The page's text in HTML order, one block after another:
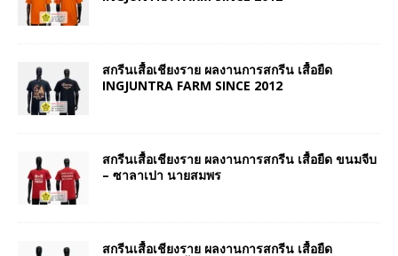
สกรีนเสื้อเชียงราย ผลงานการสกรีน เสื้อยืด
INGJUNTRA FARM SINCE 2012
สกรีนเสื้อเชียงราย ผลงานการสกรีน เสื้อยืด ขนมจีบ
– ซาลาเปา นายสมพร
สกรีนเสื้อเชียงราย ผลงานการสกรีน เสื้อยืด